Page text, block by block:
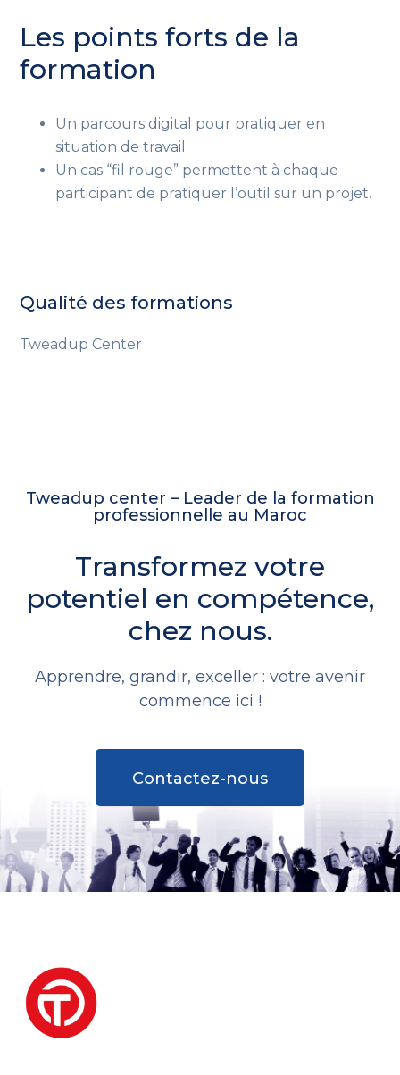
Les points forts de la
formation
Un parcours digital pour pratiquer en
situation de travail.
Un cas “fil rouge” permettent à chaque
participant de pratiquer l’outil sur un projet.
Qualité des formations
Tweadup Center
Tweadup center – Leader de la formation
professionnelle au Maroc
Transformez votre
potentiel en compétence,
chez nous.
Apprendre, grandir, exceller : votre avenir
commence ici !
Contactez-nous